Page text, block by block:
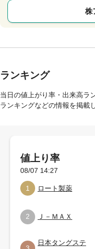
株
ランキング
当日の値上がり率・出来高ラ
ランキングなどの情報を掲載